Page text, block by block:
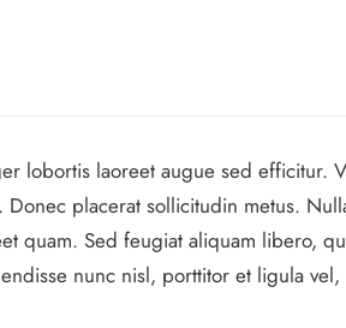
lobortis laoreet augue sed efficitur.
Donec placerat sollicitudin metus.
quam. Sed feugiat aliquam libero,
nunc nisl, porttitor et ligula